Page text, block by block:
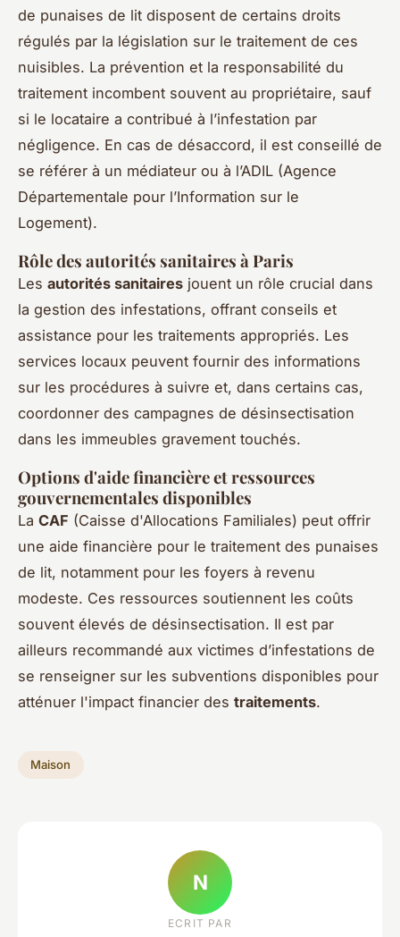
de punaises de lit disposent de certains droits
régulés par la législation sur le traitement de ces
nuisibles. La prévention et la responsabilité du
traitement incombent souvent au propriétaire, sauf
si le locataire a contribué à l’infestation par
négligence. En cas de désaccord, il est conseillé de
se référer à un médiateur ou à l’ADIL (Agence
Départementale pour l’Information sur le
Logement).
Rôle des autorités sanitaires à Paris
Les autorités sanitaires jouent un rôle crucial dans
la gestion des infestations, offrant conseils et
assistance pour les traitements appropriés. Les
services locaux peuvent fournir des informations
sur les procédures à suivre et, dans certains cas,
coordonner des campagnes de désinsectisation
dans les immeubles gravement touchés.
Options d'aide financière et ressources
gouvernementales disponibles
La CAF (Caisse d'Allocations Familiales) peut offrir
une aide financière pour le traitement des punaises
de lit, notamment pour les foyers à revenu
modeste. Ces ressources soutiennent les coûts
souvent élevés de désinsectisation. Il est par
ailleurs recommandé aux victimes d’infestations de
se renseigner sur les subventions disponibles pour
atténuer l'impact financier des traitements.
Maison
N
ECRIT PAR